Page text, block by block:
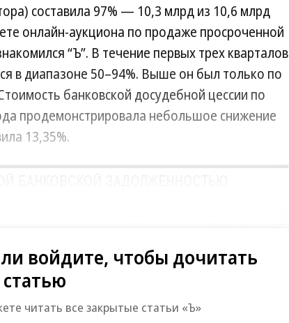
составила 97% — 10,3 млрд из 10,6 млрд
онлайн-аукциона по продаже просроченной
“Ъ”. В течение первых трех кварталов
в диапазоне 50–94%. Выше он был только по
банковской досудебной цессии по
продемонстрировала небольшое снижение
13,35%.
войдите, чтобы дочитать
статью
читать все закрытые статьи «Ъ»